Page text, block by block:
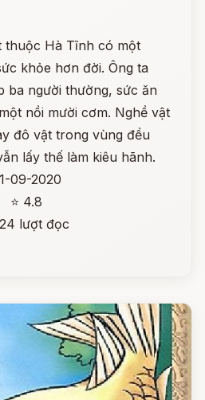
thuộc Hà Tĩnh có một
khỏe hơn đời. Ông ta
ba người thường, sức ăn
nồi mười cơm. Nghề vật
đô vật trong vùng đều
lấy thế làm kiêu hãnh.
09-2020
⭐ 4.8
lượt đọc